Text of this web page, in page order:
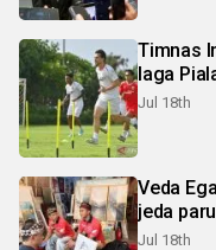
Timnas
laga
Jul 18th
Veda
jeda
Jul 18th